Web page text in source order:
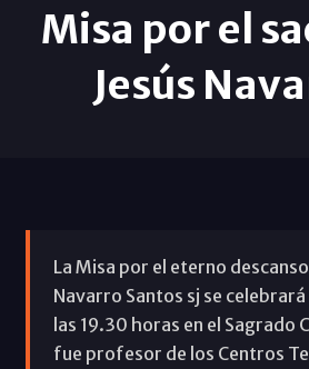
Misa por el
Jesús
La Misa por el eterno
Navarro Santos sj se celebrará
las 19.30 horas en el Sagrado
fue profesor de los Centros